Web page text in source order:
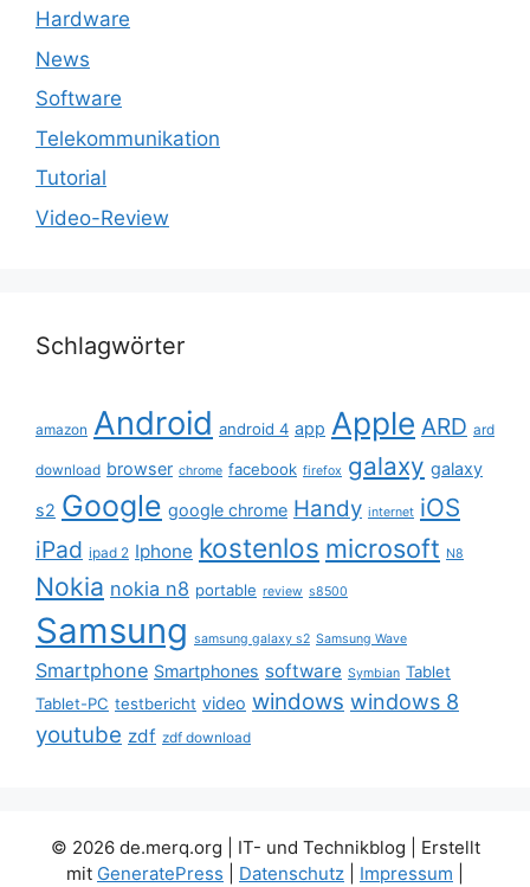
Hardware
News
Software
Telekommunikation
Tutorial
Video-Review
Schlagwörter
amazon Android android 4 app Apple ARD ard
download browser chrome facebook firefox galaxy galaxy
s2 Google google chrome Handy internet iOS
iPad ipad 2 Iphone kostenlos microsoft N8
Nokia nokia n8 portable review s8500
Samsung samsung galaxy s2 Samsung Wave
Smartphone Smartphones software Symbian Tablet
Tablet-PC testbericht video windows windows 8
youtube zdf zdf download
© 2026 de.merq.org | IT- und Technikblog | Erstellt
mit GeneratePress Datenschutz Impressum